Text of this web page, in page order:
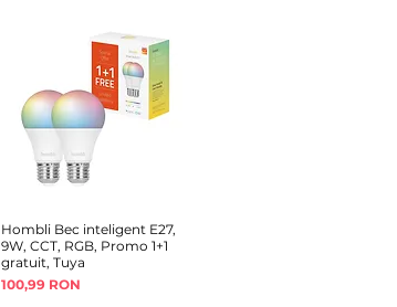
Afișare rapidă
Hombli Bec inteligent E27,
9W, CCT, RGB, Promo 1+1
gratuit, Tuya
Preț
100,99 RON